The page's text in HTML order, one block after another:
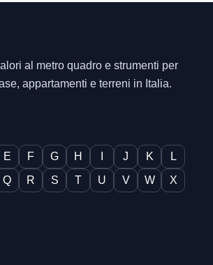
al metro quadro e strumenti per
appartamenti e terreni in Italia.
E F G H J K
L
Q R S T U V W
X